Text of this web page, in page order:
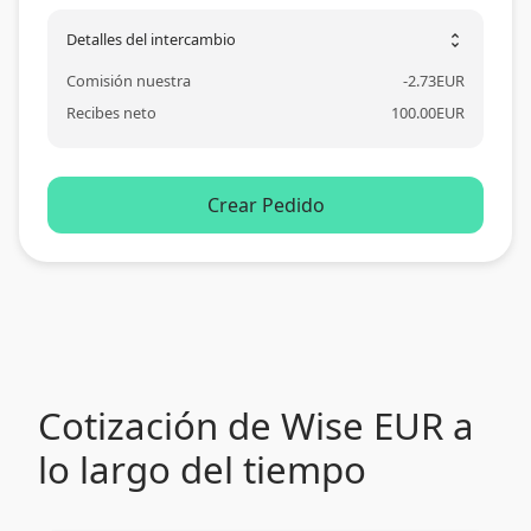
Detalles del intercambio unfold_more
Comisión nuestra -2.73EUR
Recibes neto
100.00EUR
Crear Pedido
Cotización de Wise EUR a
lo largo del tiempo